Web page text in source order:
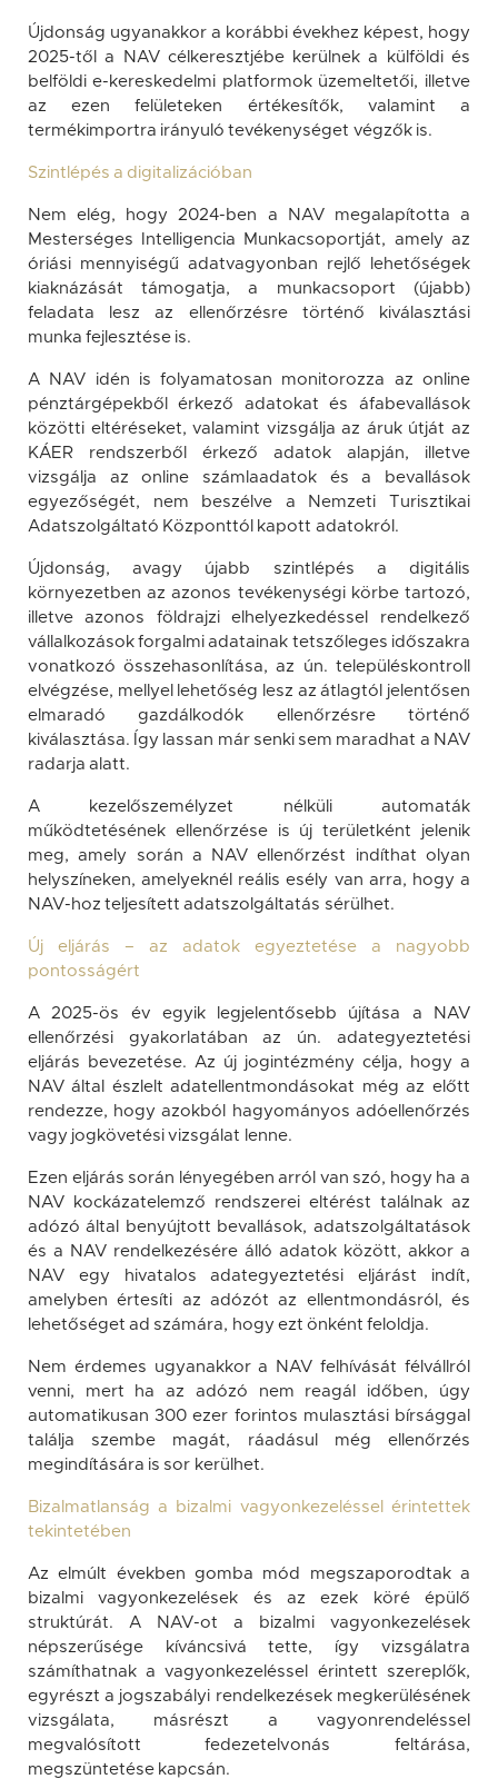
Újdonság ugyanakkor a korábbi évekhez képest, hogy
2025-től a NAV célkeresztjébe kerülnek a külföldi és
belföldi e-kereskedelmi platformok üzemeltetői, illetve
az ezen felületeken értékesítők, valamint a
termékimportra irányuló tevékenységet végzők is.
Szintlépés a digitalizációban
Nem elég, hogy 2024-ben a NAV megalapította a
Mesterséges Intelligencia Munkacsoportját, amely az
óriási mennyiségű adatvagyonban rejlő lehetőségek
kiaknázását támogatja, a munkacsoport (újabb)
feladata lesz az ellenőrzésre történő kiválasztási
munka fejlesztése is.
A NAV idén is folyamatosan monitorozza az online
pénztárgépekből érkező adatokat és áfabevallások
közötti eltéréseket, valamint vizsgálja az áruk útját az
KÁER rendszerből érkező adatok alapján, illetve
vizsgálja az online számlaadatok és a bevallások
egyezőségét, nem beszélve a Nemzeti Turisztikai
Adatszolgáltató Központtól kapott adatokról.
Újdonság, avagy újabb szintlépés a digitális
környezetben az azonos tevékenységi körbe tartozó,
illetve azonos földrajzi elhelyezkedéssel rendelkező
vállalkozások forgalmi adatainak tetszőleges időszakra
vonatkozó összehasonlítása, az ún. településkontroll
elvégzése, mellyel lehetőség lesz az átlagtól jelentősen
elmaradó gazdálkodók ellenőrzésre történő
kiválasztása. Így lassan már senki sem maradhat a NAV
radarja alatt.
A kezelőszemélyzet nélküli automaták
működtetésének ellenőrzése is új területként jelenik
meg, amely során a NAV ellenőrzést indíthat olyan
helyszíneken, amelyeknél reális esély van arra, hogy a
NAV-hoz teljesített adatszolgáltatás sérülhet.
Új eljárás – az adatok egyeztetése a nagyobb
pontosságért
A 2025-ös év egyik legjelentősebb újítása a NAV
ellenőrzési gyakorlatában az ún. adategyeztetési
eljárás bevezetése. Az új jogintézmény célja, hogy a
NAV által észlelt adatellentmondásokat még az előtt
rendezze, hogy azokból hagyományos adóellenőrzés
vagy jogkövetési vizsgálat lenne.
Ezen eljárás során lényegében arról van szó, hogy ha a
NAV kockázatelemző rendszerei eltérést találnak az
adózó által benyújtott bevallások, adatszolgáltatások
és a NAV rendelkezésére álló adatok között, akkor a
NAV egy hivatalos adategyeztetési eljárást indít,
amelyben értesíti az adózót az ellentmondásról, és
lehetőséget ad számára, hogy ezt önként feloldja.
Nem érdemes ugyanakkor a NAV felhívását félvállról
venni, mert ha az adózó nem reagál időben, úgy
automatikusan 300 ezer forintos mulasztási bírsággal
találja szembe magát, ráadásul még ellenőrzés
megindítására is sor kerülhet.
Bizalmatlanság a bizalmi vagyonkezeléssel érintettek
tekintetében
Az elmúlt években gomba mód megszaporodtak a
bizalmi vagyonkezelések és az ezek köré épülő
struktúrát. A NAV-ot a bizalmi vagyonkezelések
népszerűsége kíváncsivá tette, így vizsgálatra
számíthatnak a vagyonkezeléssel érintett szereplők,
egyrészt a jogszabályi rendelkezések megkerülésének
vizsgálata, másrészt a vagyonrendeléssel
megvalósított fedezetelvonás feltárása,
megszüntetése kapcsán.